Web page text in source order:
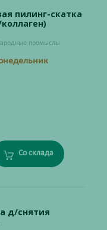
пилинг-скатка
промыслы
Со склада
д/снятия